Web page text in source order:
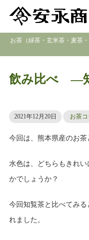
お茶（緑茶・玄米茶・麦茶
飲み比べ ―
2021年12月20日 お茶
今回は、熊本県産のお茶
水色は、どちらもきれ
かでしょうか？
今回知覧茶と比べてみ
れました。